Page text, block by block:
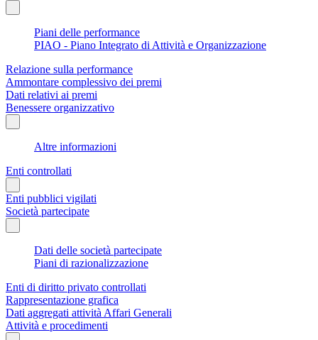
Piani delle performance
PIAO - Piano Integrato di Attività e Organizzazione
Relazione sulla performance
Ammontare complessivo dei premi
Dati relativi ai premi
Benessere organizzativo
Altre informazioni
Enti controllati
Enti pubblici vigilati
Società partecipate
Dati delle società partecipate
Piani di razionalizzazione
Enti di diritto privato controllati
Rappresentazione grafica
Dati aggregati attività Affari Generali
Attività e procedimenti